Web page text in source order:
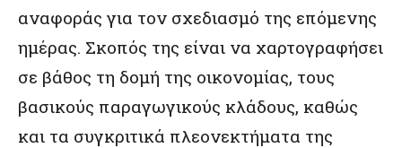
αναφοράς για τον σχεδιασμό της επόμενης
ημέρας. Σκοπός της είναι να χαρτογραφήσει
σε βάθος τη δομή της οικονομίας, τους
βασικούς παραγωγικούς κλάδους, καθώς
και τα συγκριτικά πλεονεκτήματα της